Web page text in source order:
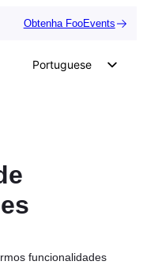
Obtenha FooEvents
Portuguese
funcionalidades